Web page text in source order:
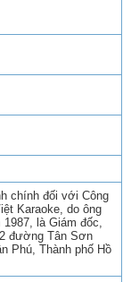
chính đối với Công
Karaoke, do ông
1987, là Giám đốc,
đường Tân Sơn
Phú, Thành phố Hồ